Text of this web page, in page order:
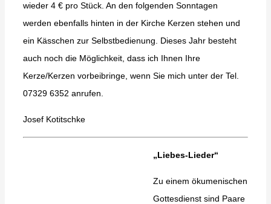
wieder 4 € pro Stück. An den folgenden Sonntagen
werden ebenfalls hinten in der Kirche Kerzen stehen und
ein Kässchen zur Selbstbedienung. Dieses Jahr besteht
auch noch die Möglichkeit, dass ich Ihnen Ihre
Kerze/Kerzen vorbeibringe, wenn Sie mich unter der Tel.
07329 6352 anrufen.
Josef Kotitschke
„Liebes-Lieder“
Zu einem ökumenischen
Gottesdienst sind Paare